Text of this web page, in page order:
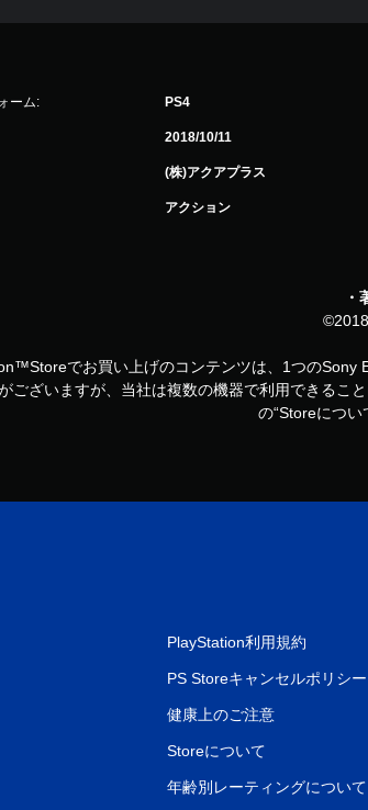
ーム: PS4
2018/10/11
(株)アクアプラス
アクション
・
でお買い上げのコンテンツは、1つのSony
ございますが、当社は複数の機器で利用できるこ
の“Storeについ
PlayStation利用規約
PS Storeキャンセルポリシー
健康上のご注意
Storeについて
年齢別レーティングについて